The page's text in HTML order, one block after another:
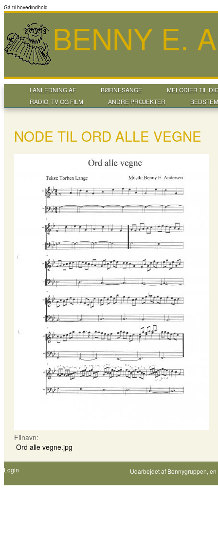
Gå til hovedindhold
BENNY E.
I ANLEDNING AF BØRNESANGE
MELODIER TIL
RADIO, TV OG FILM
ANDRE PROJEKTER
NODE TIL ORD ALLE VEGNE
Filnavn:
Ord alle vegne.jpg
Login Udarbejdet af Bennygruppen,